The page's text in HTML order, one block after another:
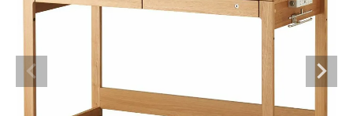
その他